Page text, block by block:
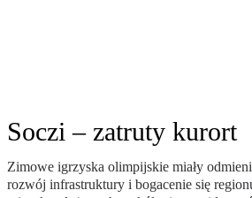
Soczi – zatruty kurort
Zimowe igrzyska olimpijskie miały
rozwój infrastruktury i bogacenie się